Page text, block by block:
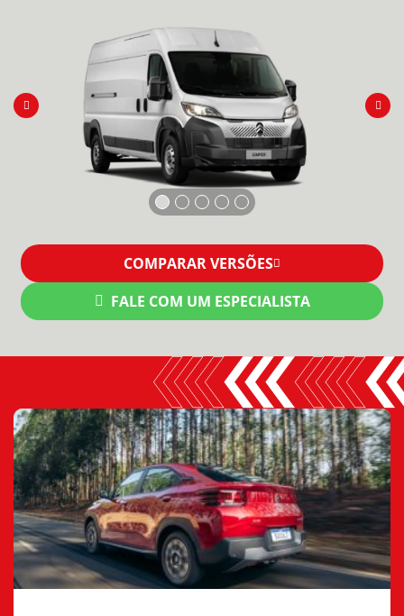
COMPARAR VERSÕES
FALE COM UM ESPECIALISTA